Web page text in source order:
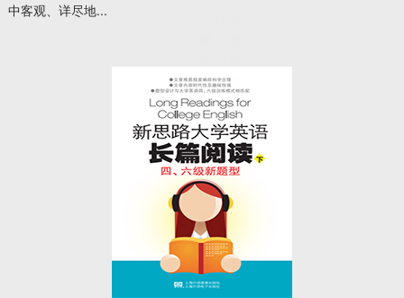
由10套
综合阅
读试卷
组成。
本书适
用于全
国高校
非英语
专业学
生。
中客观、详尽地...